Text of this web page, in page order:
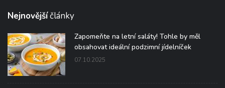
Nejnovějšíčlánky
Zapomeňte na letní saláty! Tohle by měl
obsahovat ideální podzimní jídelníček
07.10.2025